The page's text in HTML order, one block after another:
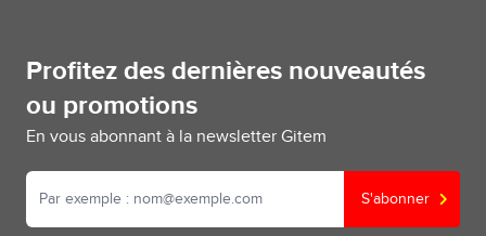
Profitez des dernières nouveautés
ou promotions
En vous abonnant à la newsletter Gitem
S'abonner